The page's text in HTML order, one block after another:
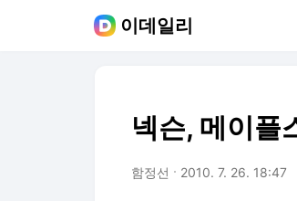
이데일리
넥슨, 메이플
함정선 2010. 7. 26. 18:47